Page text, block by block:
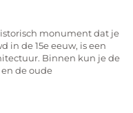
monument dat je
in de 15e eeuw, is een
Binnen kun je de
de oude